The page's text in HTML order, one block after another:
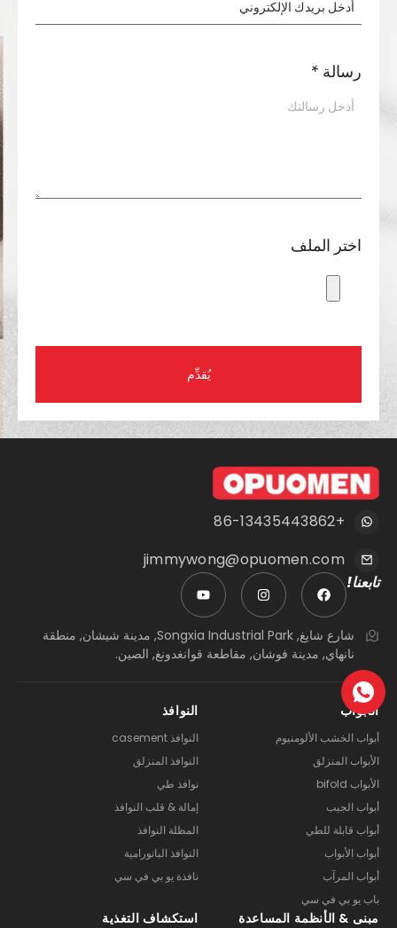
رسالة *
اختر الملف
يُقدِّم
+86-13435443862
jimmywong@opuomen.com
تابعنا!
شارع شايغ, Songxia Industrial Park, مدينة شيشان, منطقة
نانهاي, مدينة فوشان, مقاطعة قوانغدونغ, الصين.
الأبواب
أبواب الخشب الألومنيوم
الأبواب المنزلق
الأبواب bifold
أبواب الجيب
أبواب قابلة للطي
أبواب الأبواب
أبواب المرآب
باب يو بي في سي
النوافذ
النوافذ casement
النوافذ المنزلق
نوافذ طي
إمالة & قلب النوافذ
المظلة النوافذ
النوافذ البانورامية
نافذة يو بي في سي
مبنى & الأنظمة المساعدة استكشاف التغذية